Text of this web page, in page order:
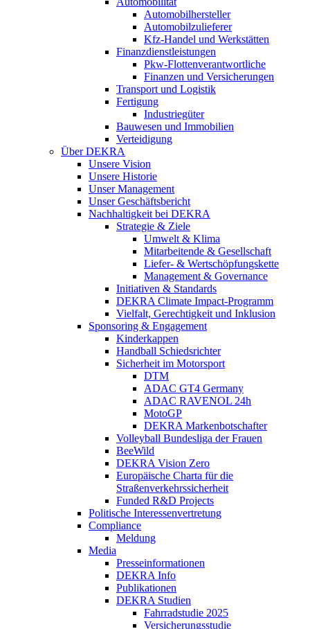
Automobilhersteller
Automobilzulieferer
Kfz-Handel und Werkstätten
Finanzdienstleistungen
Pkw‑Flottenverantwortliche
Finanzen und Versicherungen
Transport und Logistik
Fertigung
Industriegüter
Bauwesen und Immobilien
Verteidigung
Über DEKRA
Unsere Vision
Unsere Historie
Unser Management
Unser Geschäftsbericht
Nachhaltigkeit bei DEKRA
Strategie & Ziele
Umwelt & Klima
Mitarbeitende & Gesellschaft
Liefer- & Wertschöpfungskette
Management & Governance
Initiativen & Standards
DEKRA Climate Impact-Programm
Vielfalt, Gerechtigkeit und Inklusion​
Sponsoring & Engagement
Kinderkappen
Handball Schiedsrichter
Sicherheit im Motorsport
DTM
ADAC GT4 Germany
ADAC RAVENOL 24h
MotoGP
DEKRA Markenbotschafter
Volleyball Bundesliga der Frauen
BeeWild
DEKRA Vision Zero
Europäische Charta für die
Straßenverkehrssicherheit
Funded R&D Projects
Politische Interessenvertretung
Compliance
Meldung
Media
Presseinformationen
DEKRA Info
Publikationen
DEKRA Studien
Fahrradstudie 2025
Versicherungsstudie